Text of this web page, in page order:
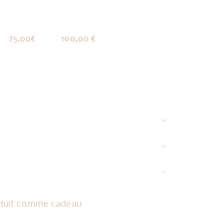
75,00€ 100,00 €
comme cadeau